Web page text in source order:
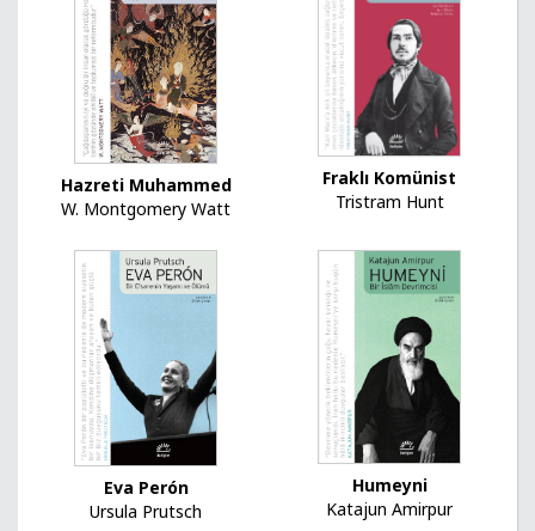
Hazreti Muhammed
W. Montgomery Watt
Fraklı Komünist
Tristram Hunt
Eva Perón
Ursula Prutsch
Humeyni
Katajun Amirpur